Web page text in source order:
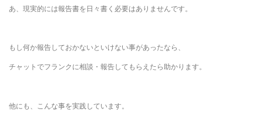
あ、現実的には報告書を日々書く必要はありませんです。
もし何か報告しておかないといけない事があったなら、
チャットでフランクに相談・報告してもらえたら助かります。
他にも、こんな事を実践しています。